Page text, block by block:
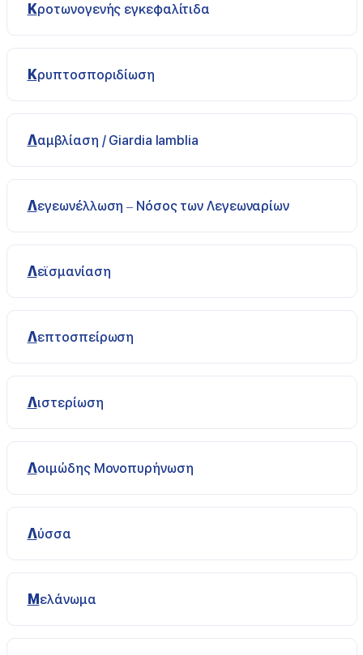
Κροτωνογενής εγκεφαλίτιδα
Κρυπτοσποριδίωση
Λαμβλίαση / Giardia lamblia
Λεγεωνέλλωση – Νόσος των Λεγεωναρίων
Λεϊσμανίαση
Λεπτοσπείρωση
Λιστερίωση
Λοιμώδης Μονοπυρήνωση
Λύσσα
Μελάνωμα